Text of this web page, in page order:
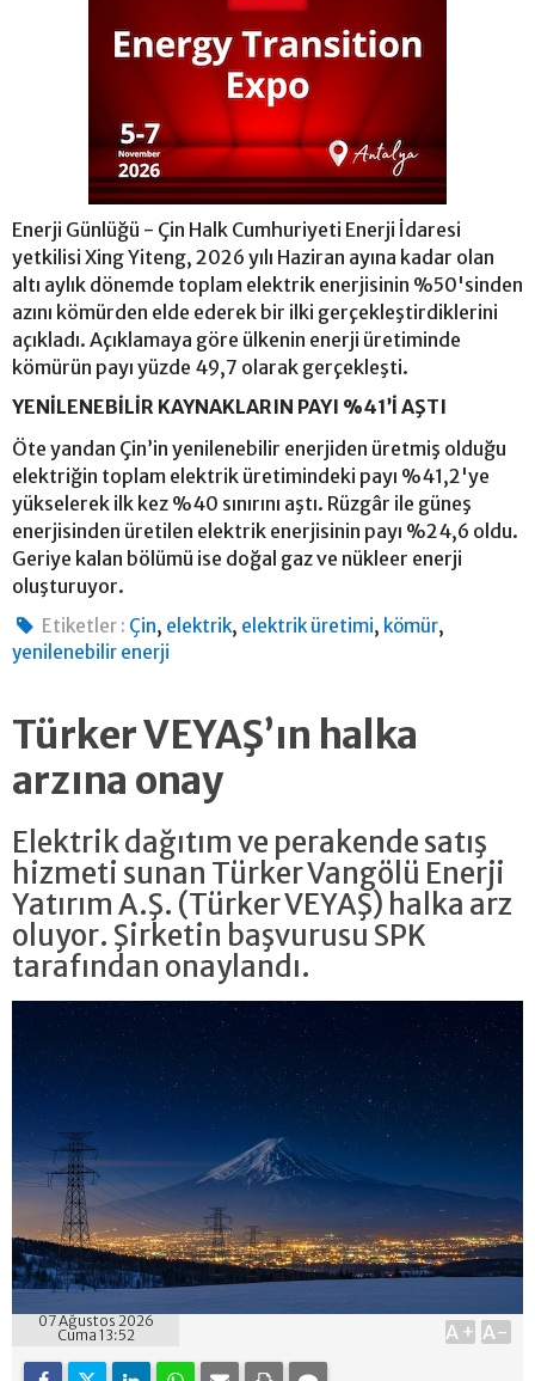
Enerji Günlüğü - Çin Halk Cumhuriyeti Enerji İdaresi
yetkilisi Xing Yiteng, 2026 yılı Haziran ayına kadar olan
altı aylık dönemde toplam elektrik enerjisinin %50'sinden
azını kömürden elde ederek bir ilki gerçekleştirdiklerini
açıkladı. Açıklamaya göre ülkenin enerji üretiminde
kömürün payı yüzde 49,7 olarak gerçekleşti.
YENİLENEBİLİR KAYNAKLARIN PAYI %41’İ AŞTI
Öte yandan Çin’in yenilenebilir enerjiden üretmiş olduğu
elektriğin toplam elektrik üretimindeki payı %41,2'ye
yükselerek ilk kez %40 sınırını aştı. Rüzgâr ile güneş
enerjisinden üretilen elektrik enerjisinin payı %24,6 oldu.
Geriye kalan bölümü ise doğal gaz ve nükleer enerji
oluşturuyor.
Etiketler : Çin, elektrik, elektrik üretimi, kömür,
yenilenebilir enerji
Türker VEYAŞ’ın halka
arzına onay
Elektrik dağıtım ve perakende satış
hizmeti sunan Türker Vangölü Enerji
Yatırım A.Ş. (Türker VEYAŞ) halka arz
oluyor. Şirketin başvurusu SPK
tarafından onaylandı.
07 Ağustos 2026
Cuma 13:52
A+ A-